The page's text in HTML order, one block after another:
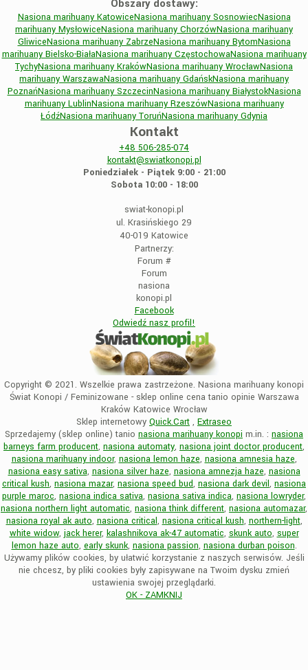
Obszary dostawy:
Nasiona marihuany KatowiceNasiona marihuany SosnowiecNasiona
marihuany MysłowiceNasiona marihuany ChorzówNasiona marihuany
GliwiceNasiona marihuany ZabrzeNasiona marihuany BytomNasiona
marihuany Bielsko-BiałaNasiona marihuany CzęstochowaNasiona marihuany
TychyNasiona marihuany KrakówNasiona marihuany WrocławNasiona
marihuany WarszawaNasiona marihuany GdańskNasiona marihuany
PoznańNasiona marihuany SzczecinNasiona marihuany BiałystokNasiona
marihuany LublinNasiona marihuany RzeszówNasiona marihuany
ŁódźNasiona marihuany ToruńNasiona marihuany Gdynia
Kontakt
+48 506-285-074
kontakt@swiatkonopi.pl
Poniedziałek - Piątek 9:00 - 21:00
Sobota 10:00 - 18:00
swiat-konopi.pl
ul. Krasińskiego 29
40-019 Katowice
Partnerzy:
Forum #
Forum
nasiona
konopi.pl
Facebook
Odwiedź nasz profil!
Copyright © 2021. Wszelkie prawa zastrzeżone. Nasiona marihuany konopi
Świat Konopi / Feminizowane - sklep online cena tanio opinie Warszawa
Kraków Katowice Wrocław
Sklep internetowy Quick.Cart , Extraseo
Sprzedajemy (sklep online) tanio nasiona marihuany konopi m.in. : nasiona
barneys farm producent, nasiona automaty, nasiona joint doctor producent,
nasiona marihuany indoor, nasiona lemon haze, nasiona amnesia haze,
nasiona easy sativa, nasiona silver haze, nasiona amnezja haze, nasiona
critical kush, nasiona mazar, nasiona speed bud, nasiona dark devil, nasiona
purple maroc, nasiona indica sativa, nasiona sativa indica, nasiona lowryder,
nasiona northern light automatic, nasiona think different, nasiona automazar,
nasiona royal ak auto, nasiona critical, nasiona critical kush, northern-light,
white widow, jack herer, kalashnikova ak-47 automatic, skunk auto, super
lemon haze auto, early skunk, nasiona passion, nasiona durban poison.
Używamy plików cookies, by ułatwić korzystanie z naszych serwisów. Jeśli
nie chcesz, by pliki cookies były zapisywane na Twoim dysku zmień
ustawienia swojej przeglądarki.
OK - ZAMKNIJ